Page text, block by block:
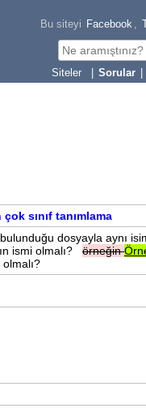
Bu siteyi Facebook ,
Sorular
sınıf tanımlama
dosyayla aynı
ismi olmalı? örneğin